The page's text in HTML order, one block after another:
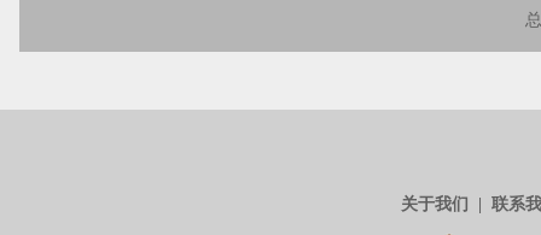
关于我们 联系